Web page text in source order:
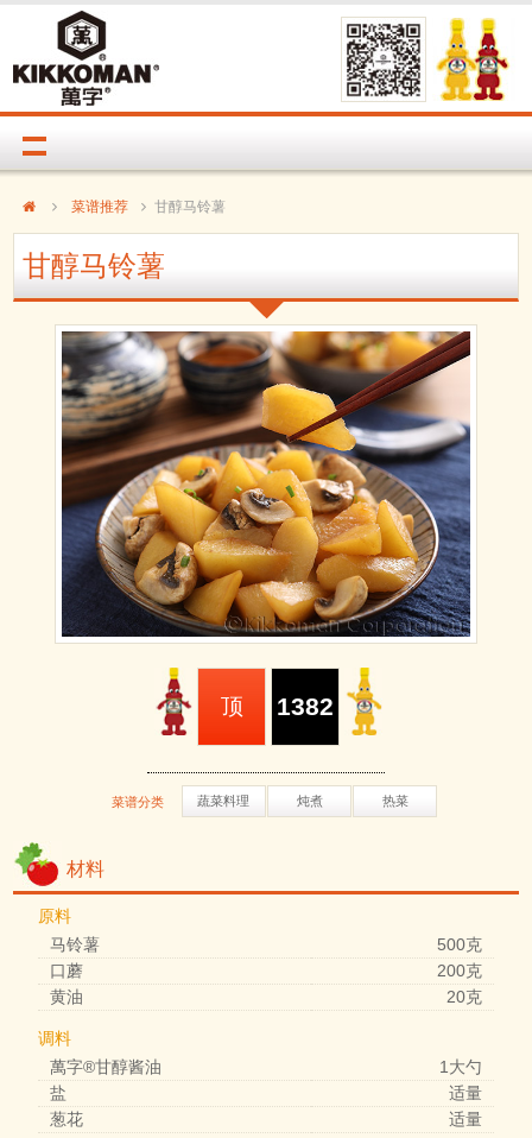
菜谱推荐 甘醇马铃薯
甘醇马铃薯
1382
顶
菜谱分类 蔬菜料理 炖煮 热菜
材料
原料
马铃薯
500克
口蘑
200克
黄油
20克
调料
萬字®甘醇酱油
1大勺
盐
适量
葱花
适量